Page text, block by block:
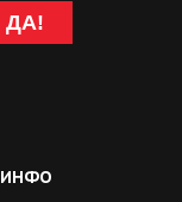
ДА!
ИНФО